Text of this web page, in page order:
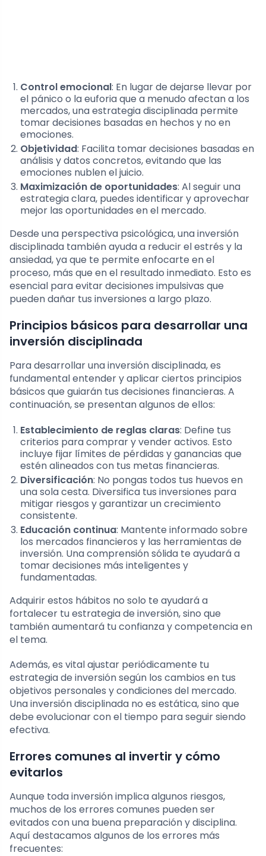
Control emocional: En lugar de dejarse llevar por
el pánico o la euforia que a menudo afectan a los
mercados, una estrategia disciplinada permite
tomar decisiones basadas en hechos y no en
emociones.
Objetividad: Facilita tomar decisiones basadas en
análisis y datos concretos, evitando que las
emociones nublen el juicio.
Maximización de oportunidades: Al seguir una
estrategia clara, puedes identificar y aprovechar
mejor las oportunidades en el mercado.
Desde una perspectiva psicológica, una inversión
disciplinada también ayuda a reducir el estrés y la
ansiedad, ya que te permite enfocarte en el
proceso, más que en el resultado inmediato. Esto es
esencial para evitar decisiones impulsivas que
pueden dañar tus inversiones a largo plazo.
Principios básicos para desarrollar una
inversión disciplinada
Para desarrollar una inversión disciplinada, es
fundamental entender y aplicar ciertos principios
básicos que guiarán tus decisiones financieras. A
continuación, se presentan algunos de ellos:
Establecimiento de reglas claras: Define tus
criterios para comprar y vender activos. Esto
incluye fijar límites de pérdidas y ganancias que
estén alineados con tus metas financieras.
Diversificación: No pongas todos tus huevos en
una sola cesta. Diversifica tus inversiones para
mitigar riesgos y garantizar un crecimiento
consistente.
Educación continua: Mantente informado sobre
los mercados financieros y las herramientas de
inversión. Una comprensión sólida te ayudará a
tomar decisiones más inteligentes y
fundamentadas.
Adquirir estos hábitos no solo te ayudará a
fortalecer tu estrategia de inversión, sino que
también aumentará tu confianza y competencia en
el tema.
Además, es vital ajustar periódicamente tu
estrategia de inversión según los cambios en tus
objetivos personales y condiciones del mercado.
Una inversión disciplinada no es estática, sino que
debe evolucionar con el tiempo para seguir siendo
efectiva.
Errores comunes al invertir y cómo
evitarlos
Aunque toda inversión implica algunos riesgos,
muchos de los errores comunes pueden ser
evitados con una buena preparación y disciplina.
Aquí destacamos algunos de los errores más
frecuentes: